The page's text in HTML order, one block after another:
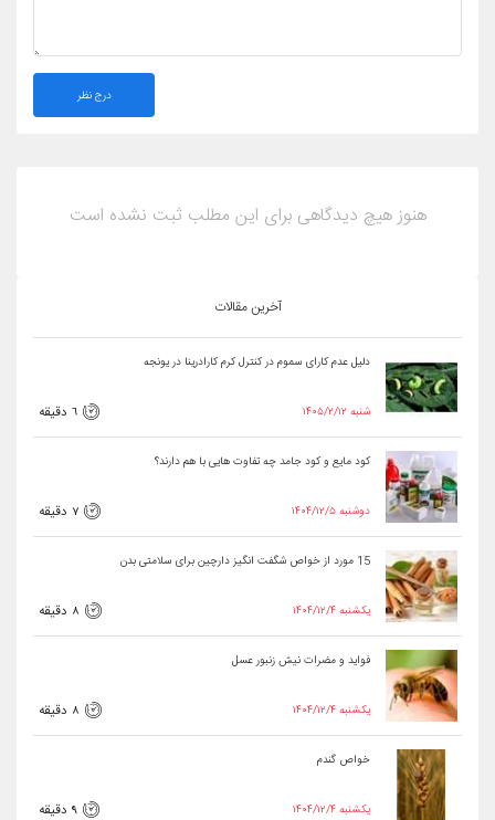
درج نظر
هنوز هیچ دیدگاهی برای این مطلب ثبت نشده است
آخرین مقالات
دلیل عدم کارای سموم در کنترل کرم کارادرینا در یونجه
۱۴۰۵/۲/۱۲ شنبه 6 دقیقه
کود مایع و کود جامد چه تفاوت هایی با هم دارند؟
۱۴۰۴/۱۲/۵ دوشنبه 7 دقیقه
15 مورد از خواص شگفت انگیز دارچین برای سلامتی بدن
۱۴۰۴/۱۲/۴ یکشنبه 8 دقیقه
فواید و مضرات نیش زنبور عسل
۱۴۰۴/۱۲/۴ یکشنبه 8 دقیقه
خواص گندم
۱۴۰۴/۱۲/۴ یکشنبه 9 دقیقه